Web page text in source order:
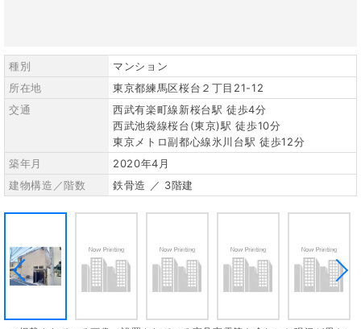
種別
マンション
所在地
東京都練馬区桜台２丁目21-12
交通
西武有楽町線新桜台駅 徒歩4分
西武池袋線桜台(東京)駅 徒歩10分
東京メトロ副都心線氷川台駅 徒歩12分
築年月
2020年4月
建物構造／階数
鉄骨造 ／ 3階建